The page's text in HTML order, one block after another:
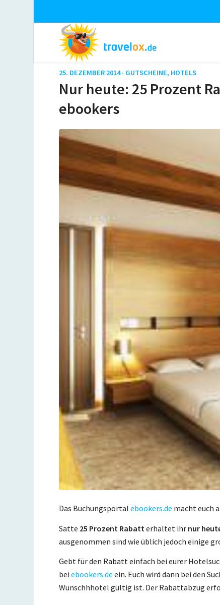
25. DEZEMBER 2014 · GUTSCHEINE, HOTELS
Nur heute: 25 Prozent
ebookers
Das Buchungsportalebookers.de macht euch
Satte 25 Prozent Rabatt erhaltet ihr nur
ausgenommen sind wie üblich jedoch einige
Gebt für den Rabatt einfach bei eurer
beiebookers.de ein. Euch wird dann bei den
Wunschhhotel gültig ist. Der Rabattabzug